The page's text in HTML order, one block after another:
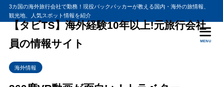
3カ国の海外旅行会社で勤務！現役バックパッカーが教える国内・海外の旅情報、
観光地、人気スポット情報を紹介
【タビTS】海外経験10年以上!元旅行会社
員の情報サイト
MENU
海外情報
目次
2 お家で旅気分 ベタな旅人トラベター